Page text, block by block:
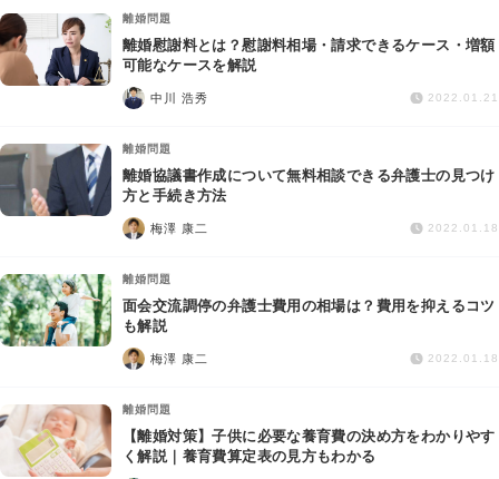
離婚問題
離婚慰謝料とは？慰謝料相場・請求できるケース・増額
可能なケースを解説
中川 浩秀 2022.01.21
離婚問題
離婚協議書作成について無料相談できる弁護士の見つけ
方と手続き方法
梅澤 康二 2022.01.18
離婚問題
面会交流調停の弁護士費用の相場は？費用を抑えるコツ
も解説
梅澤 康二 2022.01.18
離婚問題
【離婚対策】子供に必要な養育費の決め方をわかりやす
く解説｜養育費算定表の見方もわかる